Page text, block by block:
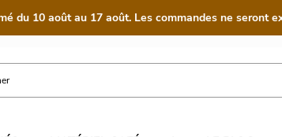
du 10 août au 17 août. Les commandes ne seront